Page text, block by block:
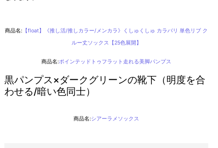
商品名: 【float】《推し活/推しカラー/メンカラ》くしゅくしゅ カラバリ 単色リブ ク
ルー丈ソックス【25色展開】
商品名:ポインテッドトゥフラット走れる美脚パンプス
黒パンプス×ダークグリーンの靴下（明度を合
わせる/暗い色同士）
商品名:シアーラメソックス